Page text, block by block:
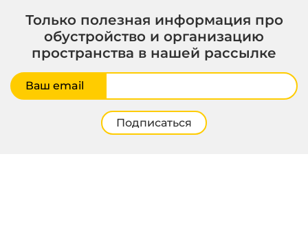
Только полезная информация про
обустройство и организацию
пространства в нашей рассылке
Ваш email
Подписаться